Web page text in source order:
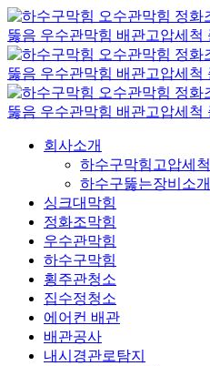
콘
텐
츠
로
건
너
회사소개
하수구막힘고압세척
하수구뚫는장비소개
싱크대막힘
정화조막힘
우수관막힘
하수구막힘
횡주관청소
집수정청소
에어컨 배관
배관공사
내시경관로탐지